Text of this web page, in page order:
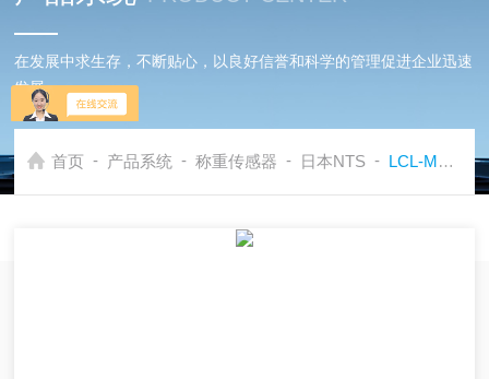
在发展中求生存，不断贴心，以良好信誉和科学的管理促进企业迅速
发展
首页 - 产品系统 - 称重传感器 - 日本NTS - LCL-M称重传感器日本NTS传感器|LCL-M称重传感器